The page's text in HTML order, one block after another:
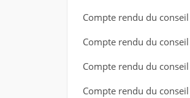
Compte rendu du
Compte rendu du
Compte rendu du
Compte rendu du